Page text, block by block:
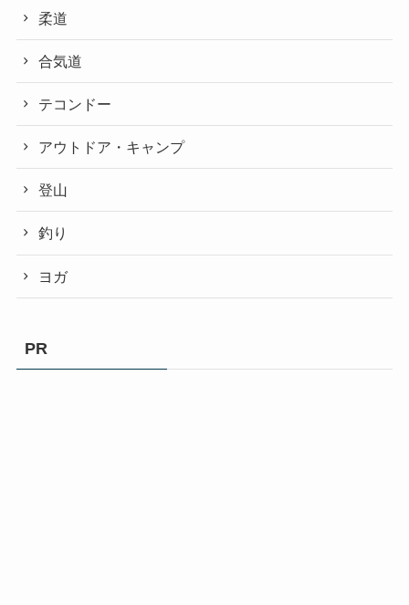
柔道
合気道
テコンドー
アウトドア・キャンプ
登山
釣り
ヨガ
PR